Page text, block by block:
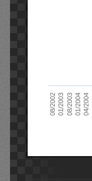
08/200201/200308/200301/200404/2004